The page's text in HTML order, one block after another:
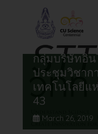
กลุ่มบริษัทอิ
ประชุมวิชาก
เทคโนโลยีแ
43
March 26, 2019